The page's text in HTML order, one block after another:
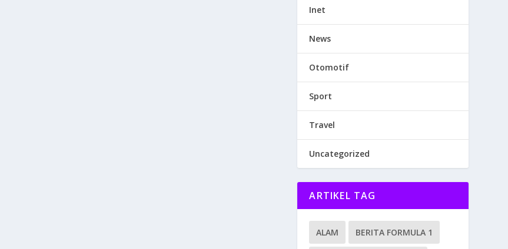
Inet
News
Otomotif
Sport
Travel
Uncategorized
ARTIKEL TAG
ALAM BERITA FORMULA 1